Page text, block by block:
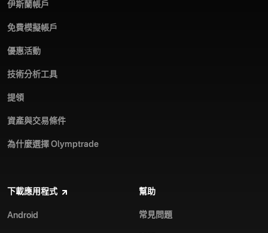
伊斯蘭帳戶
免費模擬帳戶
優惠活動
技術分析工具
提領
資產與交易條件
為什麼選擇 Olymptrade
下載應用程式
Android
幫助
常見問題